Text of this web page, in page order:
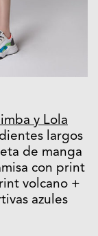
y Lola
largos
de manga
con print
volcano +
azules